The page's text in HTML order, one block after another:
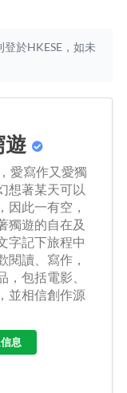
於HKESE，如未
遊
愛寫作又愛獨
想著某天可以
因此一有空，
獨遊的自在及
字記下旅程中
閱讀、寫作，
，包括電影、
並相信創作源
息